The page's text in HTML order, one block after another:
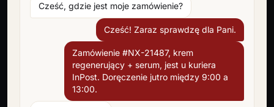
Cześć, gdzie jest moje zamówienie?
Cześć! Zaraz sprawdzę dla Pani.
Zamówienie #NX-21487, krem
regenerujący + serum, jest u kuriera
InPost. Doręczenie jutro między 9:00 a
13:00.